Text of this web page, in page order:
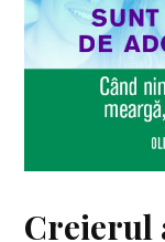
Creierul